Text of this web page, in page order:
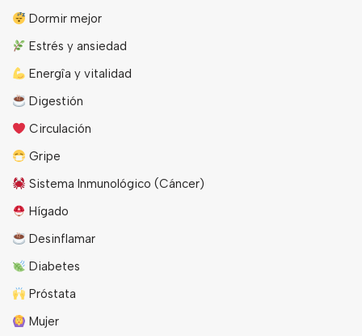
Dormir mejor
Estrés y ansiedad
Energîa y vitalidad
Digestión
Circulación
Gripe
Sistema Inmunológico (Cáncer)
Hígado
Desinflamar
Diabetes
Próstata
Mujer